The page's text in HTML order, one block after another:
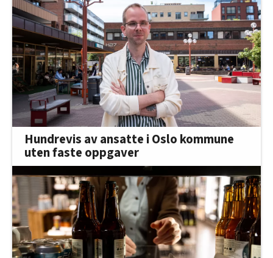
Hundrevis av ansatte i Oslo kommune
uten faste oppgaver